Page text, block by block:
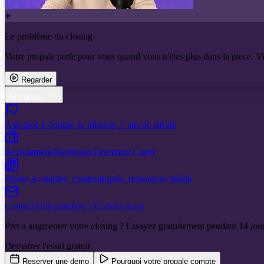
Le problème du closing
Votre propale parle pour vous quand vous n'etes plus dans la piece.
Regarder
A propos L'equipe, la mission, 7 ans de terrain
Recrutement Rejoignez l'aventure Cuevr
Presse Actualités, communiqués, ressources média
Contact Une question ? Ecrivez-nous
Pret a augmenter votre closing ? Essayez gratuitement pendant 14
Demarrer l'essai gratuit
Reserver une demo Pourquoi votre propale compte